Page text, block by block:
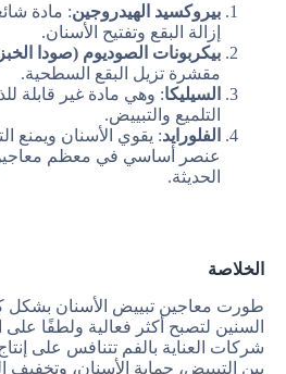
بيروكسيد الهيدروجين: مادة
إزالة البقع وتفتيح الأسنان.
بيكربونات الصوديوم (صودا
مقشرة تزيل البقع السطحية.
السيليكا: وهي مادة غير قابلة
التلميع والتبييض.
الفلورايد: يقوي الأسنان ويمنع
عنصر أساسي في معظم
الحديثة.
الخلاصة
طورت معاجين تبييض الأسنان بشكل
السنين لتصبح أكثر فعالية ولطفًا
شركات العناية بالفم تتنافس على
بين التبييض، حماية الأسنان، وتخفيف